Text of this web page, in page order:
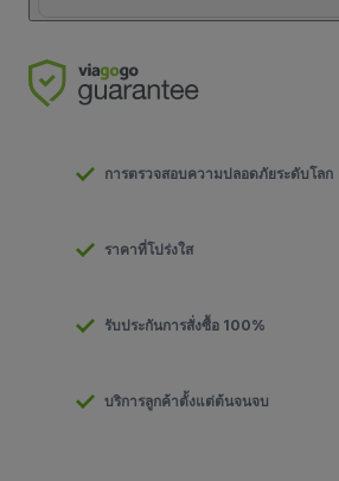
การตรวจสอบความปลอดภัยระดับโลก
ราคาที่โปร่งใส
รับประกันการสั่งซื้อ 100%
บริการลูกค้าตั้งแต่ต้นจนจบ